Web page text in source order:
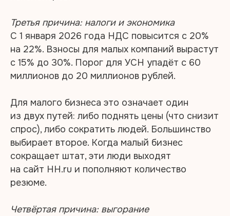
Третья причина: налоги и экономика
С 1 января 2026 года НДС повысится с 20%
на 22%. Взносы для малых компаний вырастут
с 15% до 30%. Порог для УСН упадёт с 60
миллионов до 20 миллионов рублей.
Для малого бизнеса это означает один
из двух путей: либо поднять цены (что снизит
спрос), либо сократить людей. Большинство
выбирает второе. Когда малый бизнес
сокращает штат, эти люди выходят
на сайт HH.ru и пополняют количество
резюме.
Четвёртая причина: выгорание